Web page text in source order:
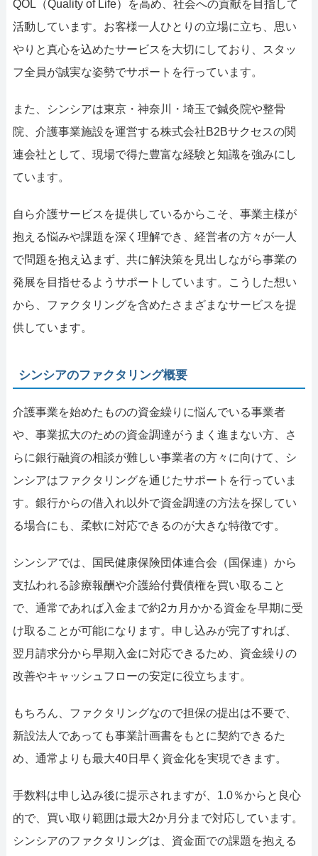
QOL（Quality of Life）を高め、社会への貢献を目指して
活動しています。お客様一人ひとりの立場に立ち、思い
やりと真心を込めたサービスを大切にしており、スタッ
フ全員が誠実な姿勢でサポートを行っています。
また、シンシアは東京・神奈川・埼玉で鍼灸院や整骨
院、介護事業施設を運営する株式会社B2Bサクセスの関
連会社として、現場で得た豊富な経験と知識を強みにし
ています。
自ら介護サービスを提供しているからこそ、事業主様が
抱える悩みや課題を深く理解でき、経営者の方々が一人
で問題を抱え込まず、共に解決策を見出しながら事業の
発展を目指せるようサポートしています。こうした想い
から、ファクタリングを含めたさまざまなサービスを提
供しています。
シンシアのファクタリング概要
介護事業を始めたものの資金繰りに悩んでいる事業者
や、事業拡大のための資金調達がうまく進まない方、さ
らに銀行融資の相談が難しい事業者の方々に向けて、シ
ンシアはファクタリングを通じたサポートを行っていま
す。銀行からの借入れ以外で資金調達の方法を探してい
る場合にも、柔軟に対応できるのが大きな特徴です。
シンシアでは、国民健康保険団体連合会（国保連）から
支払われる診療報酬や介護給付費債権を買い取ること
で、通常であれば入金まで約2カ月かかる資金を早期に受
け取ることが可能になります。申し込みが完了すれば、
翌月請求分から早期入金に対応できるため、資金繰りの
改善やキャッシュフローの安定に役立ちます。
もちろん、ファクタリングなので担保の提出は不要で、
新設法人であっても事業計画書をもとに契約できるた
め、通常よりも最大40日早く資金化を実現できます。
手数料は申し込み後に提示されますが、1.0％からと良心
的で、買い取り範囲は最大2か月分まで対応しています。
シンシアのファクタリングは、資金面での課題を抱える